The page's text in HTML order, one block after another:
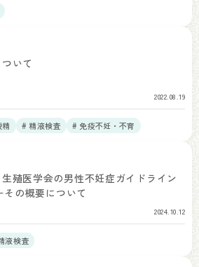
いて
2022.08.19
精 # 精液検査 # 免疫不妊・不育
殖医学会の男性不妊症ガイドライン
の概要について
2024.10.12
液検査